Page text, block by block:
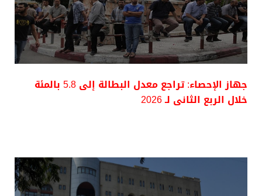
جهاز الإحصاء: تراجع معدل البطالة إلى 5.8 بالمئة
خلال الربع الثانى لـ 2026